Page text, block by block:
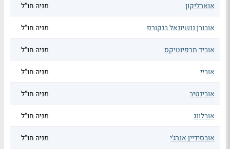
אוארליקון מניה חו"ל
אובורן ננשיונאל בנקורפ מניה חו"ל
אוביד תרפיוטיקס מניה חו"ל
אוביי מניה חו"ל
אובינטיב מניה חו"ל
אובלונג מניה חו"ל
אובסידיין אנרג'י מניה חו"ל